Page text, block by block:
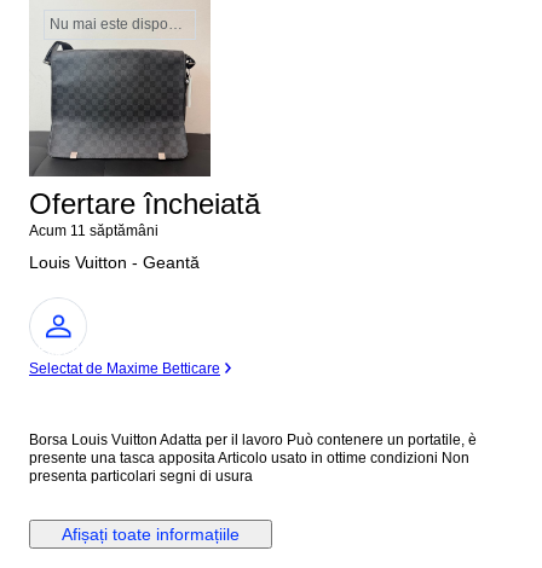
Nu mai este disponibil
Ofertare încheiată
Acum 11 săptămâni
Louis Vuitton - Geantă
Expert
Selectat de Maxime Betticare
Borsa Louis Vuitton Adatta per il lavoro Può contenere un portatile, è
presente una tasca apposita Articolo usato in ottime condizioni Non
presenta particolari segni di usura
Afișați toate informațiile